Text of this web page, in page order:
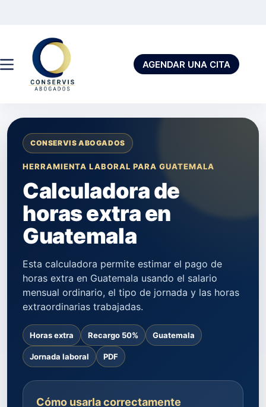
AGENDAR UNA CITA
CONSERVIS ABOGADOS
HERRAMIENTA LABORAL PARA GUATEMALA
Calculadora de
horas extra en
Guatemala
Esta calculadora permite estimar el pago de
horas extra en Guatemala usando el salario
mensual ordinario, el tipo de jornada y las horas
extraordinarias trabajadas.
Horas extra Recargo 50% Guatemala
Jornada laboral PDF
Cómo usarla correctamente